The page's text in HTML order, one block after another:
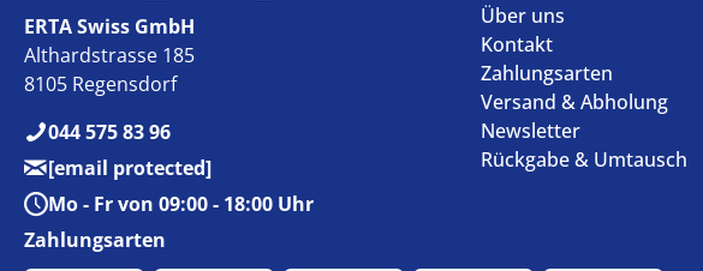
ERTA Swiss GmbH
Althardstrasse 185
8105 Regensdorf
044 575 83 96
[email protected]
Mo - Fr von 09:00 - 18:00 Uhr
Über uns
Kontakt
Zahlungsarten
Versand & Abholung
Newsletter
Rückgabe & Umtausch
Zahlungsarten